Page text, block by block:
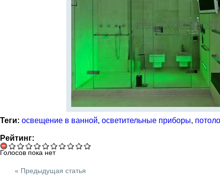
Теги: освещение в ванной, осветительные приборы,
Рейтинг:
Голосов пока нет
« Предыдущая статья